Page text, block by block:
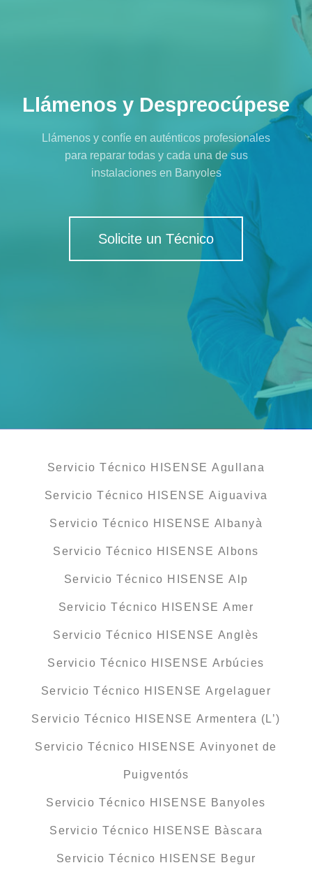
Llámenos y Despreocúpese
Llámenos y confíe en auténticos profesionales
para reparar todas y cada una de sus
instalaciones en Banyoles
Solicite un Técnico
Servicio Técnico HISENSE Agullana
Servicio Técnico HISENSE Aiguaviva
Servicio Técnico HISENSE Albanyà
Servicio Técnico HISENSE Albons
Servicio Técnico HISENSE Alp
Servicio Técnico HISENSE Amer
Servicio Técnico HISENSE Anglès
Servicio Técnico HISENSE Arbúcies
Servicio Técnico HISENSE Argelaguer
Servicio Técnico HISENSE Armentera (L’)
Servicio Técnico HISENSE Avinyonet de
Puigventós
Servicio Técnico HISENSE Banyoles
Servicio Técnico HISENSE Bàscara
Servicio Técnico HISENSE Begur